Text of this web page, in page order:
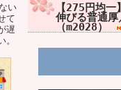
い
て
遅
【275円均
伸びる普通厚
（m2028）